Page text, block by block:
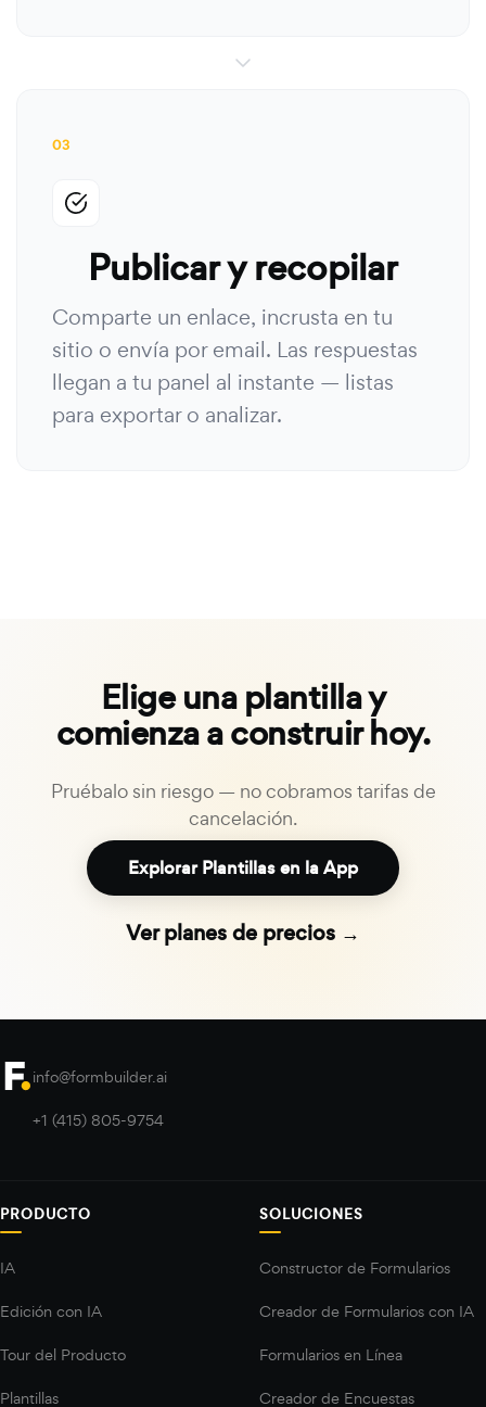
03
Publicar y recopilar
Comparte un enlace, incrusta en tu
sitio o envía por email. Las respuestas
llegan a tu panel al instante — listas
para exportar o analizar.
Elige una plantilla y
comienza a construir hoy.
Pruébalo sin riesgo — no cobramos tarifas de
cancelación.
Explorar Plantillas en la App
Ver planes de precios →
info@formbuilder.ai
+1 (415) 805-9754
PRODUCTO
IA
Edición con IA
Tour del Producto
Plantillas
SOLUCIONES
Constructor de Formularios
Creador de Formularios con IA
Formularios en Línea
Creador de Encuestas